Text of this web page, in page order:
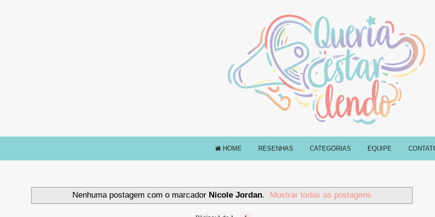
HOME RESENHAS CATEGORIAS EQUIPE
Nenhuma postagem com o marcador Nicole Jordan. Mostrar todas as postagens